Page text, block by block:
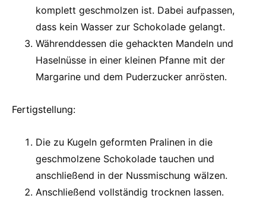
komplett geschmolzen ist. Dabei aufpassen,
dass kein Wasser zur Schokolade gelangt.
Währenddessen die gehackten Mandeln und
Haselnüsse in einer kleinen Pfanne mit der
Margarine und dem Puderzucker anrösten.
Fertigstellung:
Die zu Kugeln geformten Pralinen in die
geschmolzene Schokolade tauchen und
anschließend in der Nussmischung wälzen.
Anschließend vollständig trocknen lassen.